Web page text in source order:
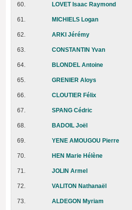
60. LOVET Isaac Raymond
61. MICHIELS Logan
62. ARKI Jérémy
63. CONSTANTIN Yvan
64. BLONDEL Antoine
65. GRENIER Aloys
66. CLOUTIER Félix
67. SPANG Cédric
68. BADOIL Joël
69. YENE AMOUGOU Pierre
70. HEN Marie Hélène
71. JOLIN Armel
72. VALITON Nathanaël
73. ALDEGON Myriam